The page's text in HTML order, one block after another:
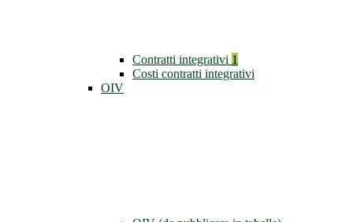
Contratti integrativi 1
Costi contratti integrativi
OIV